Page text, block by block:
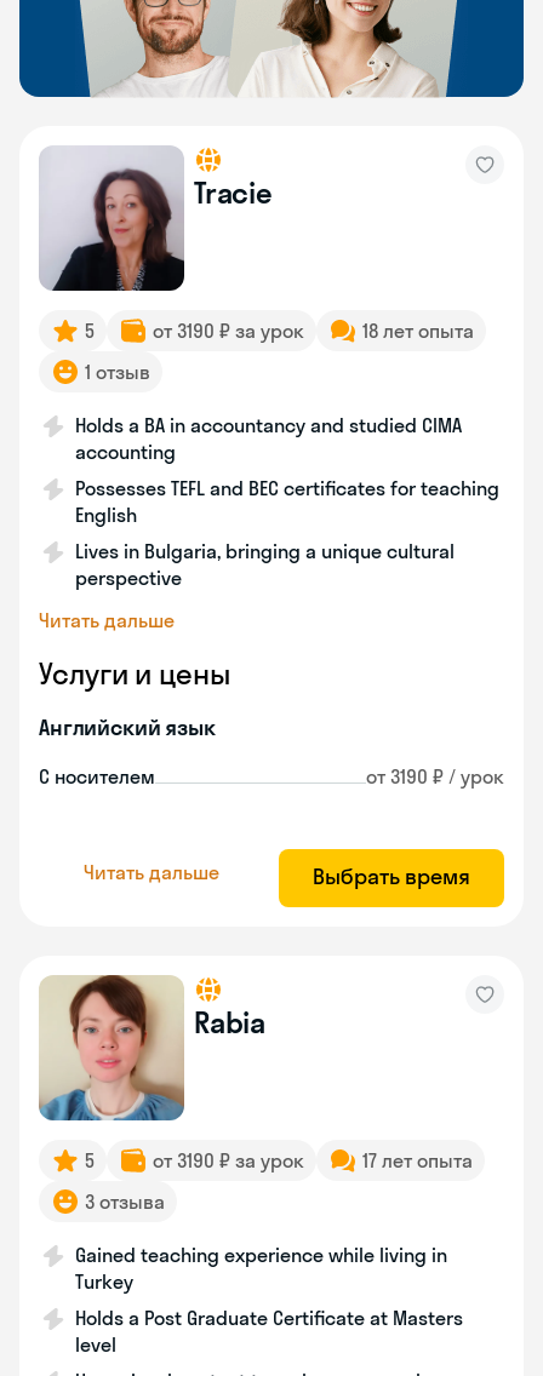
Tracie
5 от 3190 ₽ за урок
18 лет опыта
1 отзыв
Holds a BA in accountancy and studied CIMA
accounting
Possesses TEFL and BEC certificates for teaching
English
Lives in Bulgaria, bringing a unique cultural
perspective
Читать дальше
Услуги и цены
Английский язык
С носителем от 3190 ₽ / урок
Читать дальше Выбрать время
Rabia
5 от 3190 ₽ за урок
17 лет опыта
3 отзыва
Gained teaching experience while living in
Turkey
Holds a Post Graduate Certificate at Masters
level